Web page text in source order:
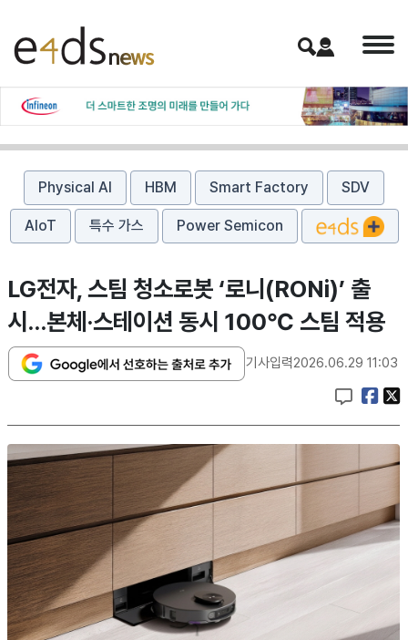
Physical AI HBM Smart Factory SDV
AIoT 특수 가스 Power Semicon
LG전자, 스팀 청소로봇 ‘로니(RONi)’ 출
시…본체·스테이션 동시 100℃ 스팀 적용
기사입력2026.06.29 11:03